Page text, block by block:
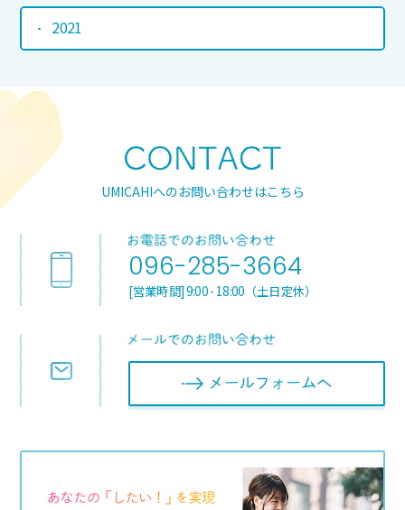
2021
UMICAHIへのお問い合わせはこちら
096-285-3664
[営業時間] 9:00 - 18:00（土日定休）